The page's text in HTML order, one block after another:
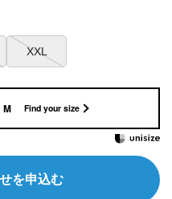
XXL
を申込む
M Find your size